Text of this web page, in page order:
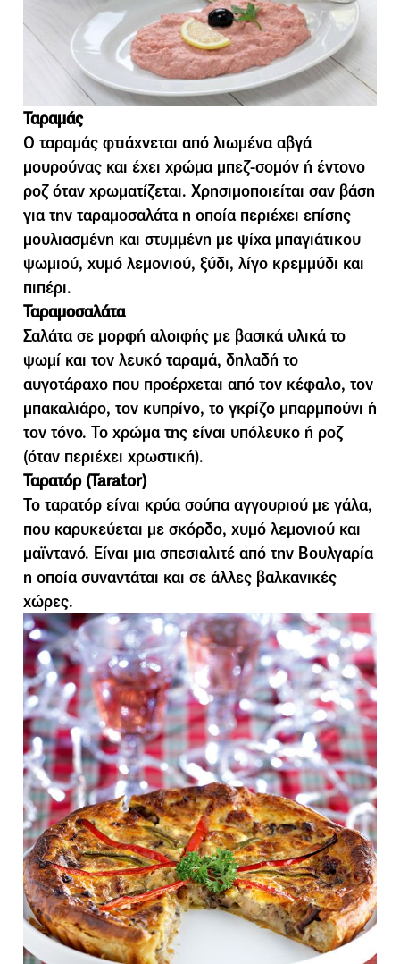
Ταραμάς
Ο ταραμάς φτιάχνεται από λιωμένα αβγά
μουρούνας και έχει χρώμα μπεζ-σομόν ή έντονο
ροζ όταν χρωματίζεται. Χρησιμοποιείται σαν βάση
για την ταραμοσαλάτα η οποία περιέχει επίσης
μουλιασμένη και στυμμένη με ψίχα μπαγιάτικου
ψωμιού, χυμό λεμονιού, ξύδι, λίγο κρεμμύδι και
πιπέρι.
Ταραµοσαλάτα
Σαλάτα σε µορφή αλοιφής µε βασικά υλικά το
ψωµί και τον λευκό ταραµά, δηλαδή το
αυγοτάραχο που προέρχεται από τον κέφαλο, τον
µπακαλιάρο, τον κυπρίνο, το γκρίζο µπαρµπούνι ή
τον τόνο. Το χρώµα της είναι υπόλευκο ή ροζ
(όταν περιέχει χρωστική).
Ταρατόρ (Tarator)
Το ταρατόρ είναι κρύα σούπα αγγουριού με γάλα,
που καρυκεύεται με σκόρδο, χυμό λεμονιού και
μαϊντανό. Είναι μια σπεσιαλιτέ από την Βουλγαρία
η οποία συναντάται και σε άλλες βαλκανικές
χώρες.